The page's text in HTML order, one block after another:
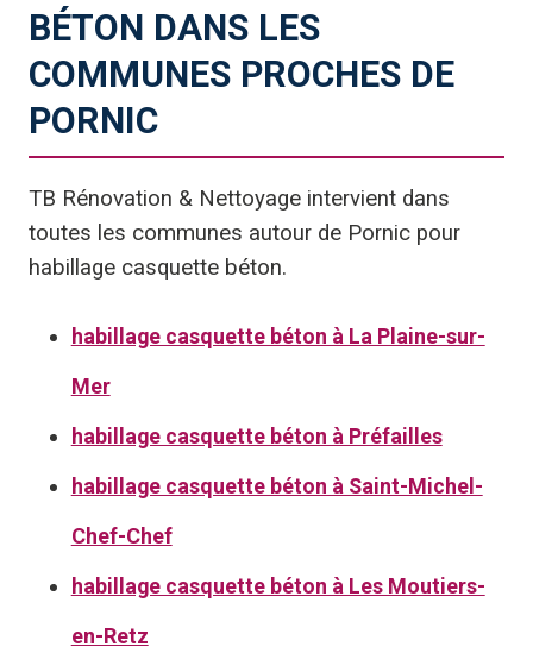
BÉTON DANS LES
COMMUNES PROCHES DE
PORNIC
TB Rénovation & Nettoyage intervient dans
toutes les communes autour de Pornic pour
habillage casquette béton.
habillage casquette béton à La Plaine-sur-
Mer
habillage casquette béton à Préfailles
habillage casquette béton à Saint-Michel-
Chef-Chef
habillage casquette béton à Les Moutiers-
en-Retz